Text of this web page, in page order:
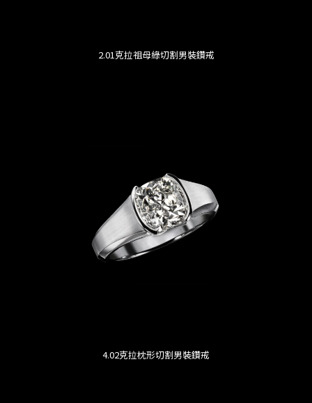
2.01克拉祖母綠切割男裝鑽戒
4.02克拉枕形切割男裝鑽戒